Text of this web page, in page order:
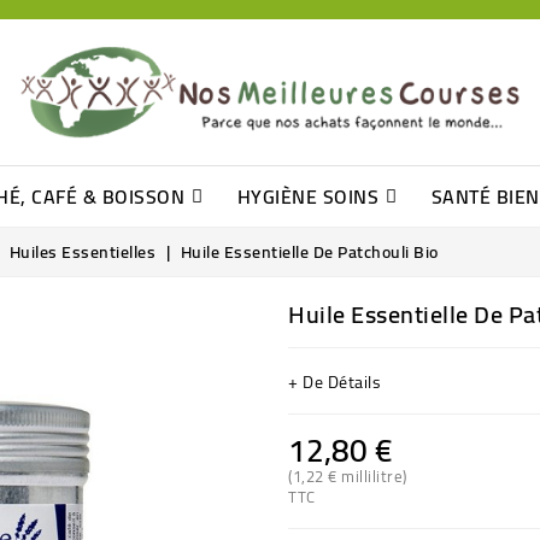
CAFÉ & BOISSON HYGIÈNE SOINS SANTÉ
Huiles Essentielles Huile Essentielle De Patchouli Bio
Huile Essentielle De
+ De Détails
12,80 €
(1,22 € millilitre)
TTC